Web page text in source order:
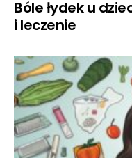
Bóle łydek u
i leczenie